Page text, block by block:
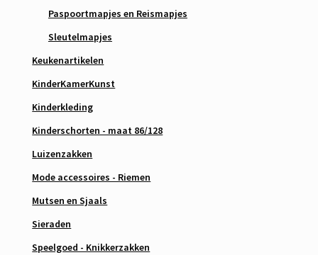
Paspoortmapjes en Reismapjes
Sleutelmapjes
Keukenartikelen
KinderKamerKunst
Kinderkleding
Kinderschorten - maat 86/128
Luizenzakken
Mode accessoires - Riemen
Mutsen en Sjaals
Sieraden
Speelgoed - Knikkerzakken